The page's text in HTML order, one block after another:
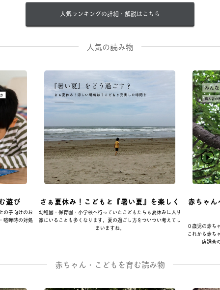
人気ランキングの詳細・解説はこちら
人気の読み物
遊び
の子向けのお
喧嘩時の対処
さぁ夏休み！こどもと『暑い夏』を楽しく
幼稚園・保育園・小学校へ行っていたこどもたちも夏休みに入り
家にいることも多くなります。夏の過ごし方をついつい考えてし
まいますね。
赤ちゃ
０歳児の赤ち
これから赤ち
店調査
赤ちゃん・こどもを育む読み物